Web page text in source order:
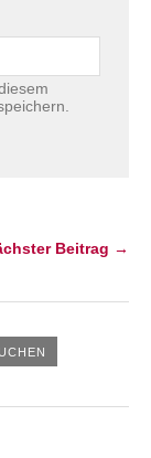
Beitrag →